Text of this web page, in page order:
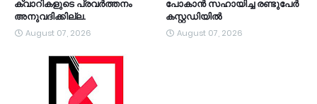
ക്വാറികളുടെ പ്രവര്‍ത്തനം
അനുവദിക്കില്ല.
August 07, 2026
പോകാന്‍ സഹായിച്ച രണ്ടുപേര്‍
കസ്റ്റഡിയിൽ
August 07, 2026